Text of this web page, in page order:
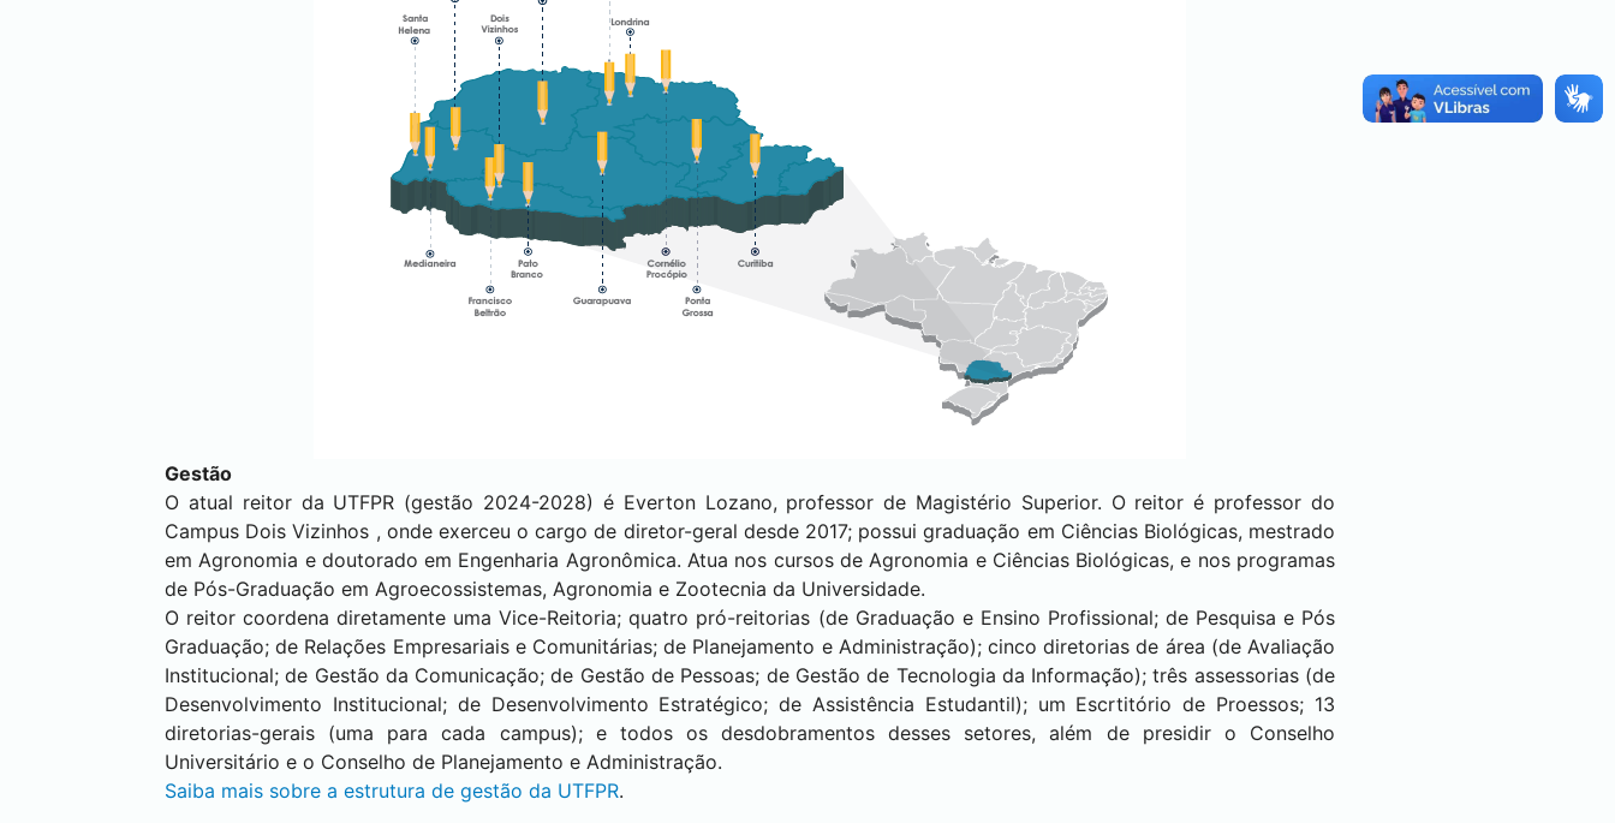
Gestão
O atual reitor da UTFPR (gestão 2024-2028) é Everton Lozano, professor de Magistério Superior. O reitor é professor do
Campus Dois Vizinhos , onde exerceu o cargo de diretor-geral desde 2017; possui graduação em Ciências Biológicas, mestrado
em Agronomia e doutorado em Engenharia Agronômica. Atua nos cursos de Agronomia e Ciências Biológicas, e nos programas
de Pós-Graduação em Agroecossistemas, Agronomia e Zootecnia da Universidade.
O reitor coordena diretamente uma Vice-Reitoria; quatro pró-reitorias (de Graduação e Ensino Profissional; de Pesquisa e Pós
Graduação; de Relações Empresariais e Comunitárias; de Planejamento e Administração); cinco diretorias de área (de Avaliação
Institucional; de Gestão da Comunicação; de Gestão de Pessoas; de Gestão de Tecnologia da Informação); três assessorias (de
Desenvolvimento Institucional; de Desenvolvimento Estratégico; de Assistência Estudantil); um Escrtitório de Proessos; 13
diretorias-gerais (uma para cada campus); e todos os desdobramentos desses setores, além de presidir o Conselho
Universitário e o Conselho de Planejamento e Administração.
Saiba mais sobre a estrutura de gestão da UTFPR.